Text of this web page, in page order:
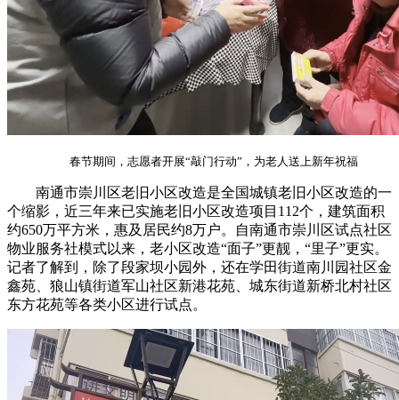
春节期间，志愿者开展“敲门行动”，为老人送上新年祝福
南通市崇川区老旧小区改造是全国城镇老旧小区改造的一
个缩影，近三年来已实施老旧小区改造项目112个，建筑面积
约650万平方米，惠及居民约8万户。自南通市崇川区试点社区
物业服务社模式以来，老小区改造“面子”更靓，“里子”更实。
记者了解到，除了段家坝小园外，还在学田街道南川园社区金
鑫苑、狼山镇街道军山社区新港花苑、城东街道新桥北村社区
东方花苑等各类小区进行试点。